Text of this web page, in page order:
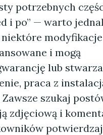
potrzebnych
i po” — warto
modyfikacje
i mogą
lub
praca z
szukaj
zdjęciową i